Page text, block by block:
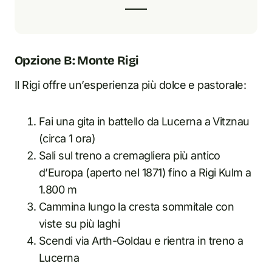
Opzione B: Monte Rigi
Il Rigi offre un’esperienza più dolce e pastorale:
Fai una gita in battello da Lucerna a Vitznau
(circa 1 ora)
Sali sul treno a cremagliera più antico
d’Europa (aperto nel 1871) fino a Rigi Kulm a
1.800 m
Cammina lungo la cresta sommitale con
viste su più laghi
Scendi via Arth-Goldau e rientra in treno a
Lucerna